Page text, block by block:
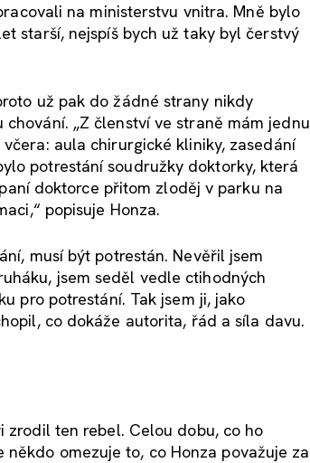
na ministerstvu vnitra. Mně bylo
starší, nejspíš bych už taky byl čerstvý
už pak do žádné strany nikdy
„Z členství ve straně mám jednu
aula chirurgické kliniky, zasedání
potrestání soudružky doktorky, která
doktorce přitom zloděj v parku na
popisuje Honza.
musí být potrestán. Nevěřil jsem
jsem seděl vedle ctihodných
pro potrestání. Tak jsem ji, jako
co dokáže autorita, řád a síla davu.
zrodil ten rebel. Celou dobu, co ho
omezuje to, co Honza považuje za